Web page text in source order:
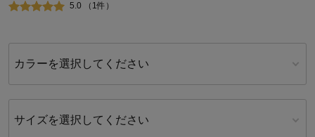
5.0 （1件）
カラーを選択してください
サイズを選択してください